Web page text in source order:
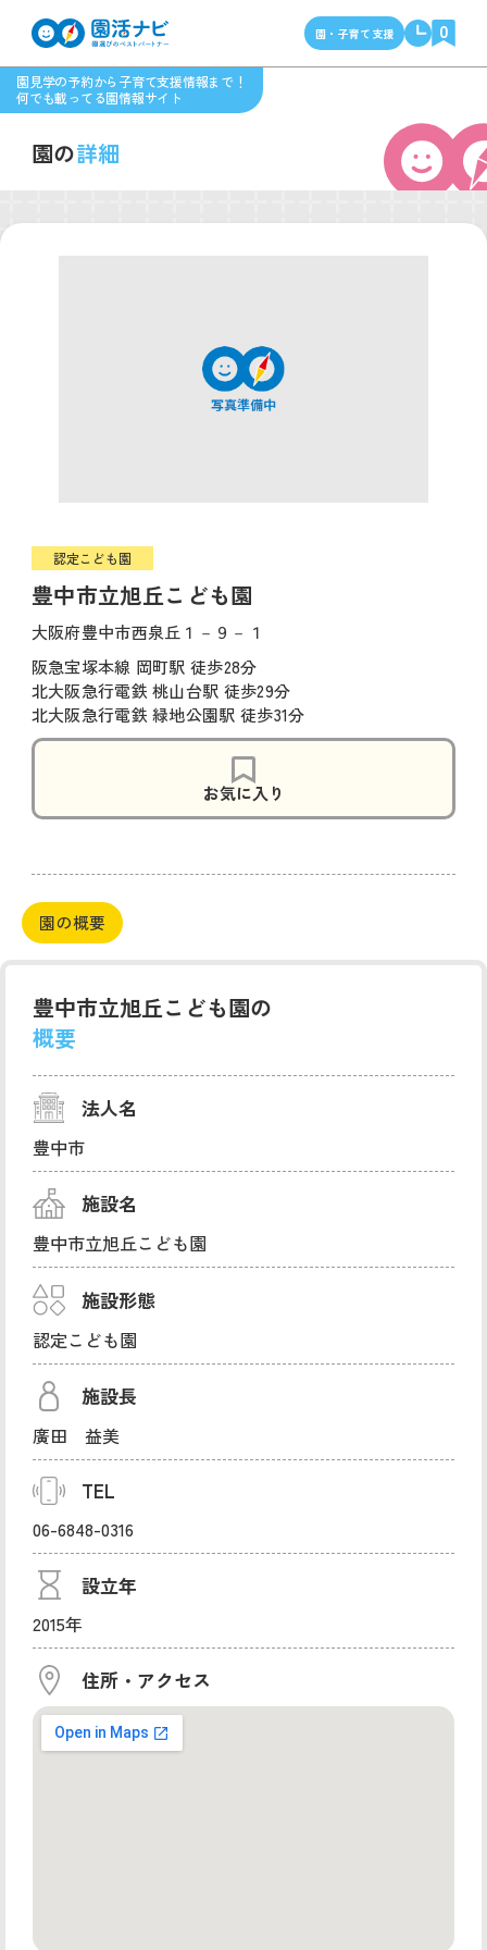
園見学の予約から子育て支援情報まで！
何でも載ってる園情報サイト
園・子育て支援 0
園の詳細
豊中市立旭丘こども園
認定こども園
大阪府豊中市西泉丘１－９－１
阪急宝塚本線 岡町駅 徒歩28分
北大阪急行電鉄 桃山台駅 徒歩29分
北大阪急行電鉄 緑地公園駅 徒歩31分
お気に入り
園の概要
豊中市立旭丘こども園の
概要
法人名
豊中市
施設名
豊中市立旭丘こども園
施設形態
認定こども園
施設長
廣田 益美
TEL
06-6848-0316
設立年
2015年
住所・アクセス